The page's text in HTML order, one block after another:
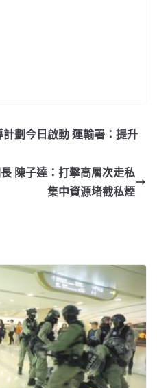
劃今日啟動 運輸署：提升
陳子達：打擊高層次走私
集中資源堵截私煙